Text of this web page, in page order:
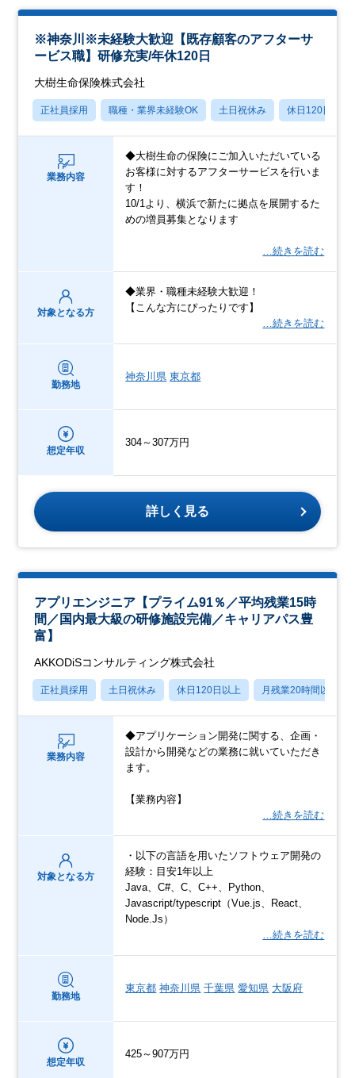
※神奈川※未経験大歓迎【既存顧客のアフターサ
ービス職】研修充実/年休120日
大樹生命保険株式会社
正社員採用 職種・業界未経験OK 土日祝休み 休日120日以上
業務内容
◆大樹生命の保険にご加入いただいている
お客様に対するアフターサービスを行いま
す！
10/1より、横浜で新たに拠点を展開するた
めの増員募集となります
…続きを読む
対象となる方
◆業界・職種未経験大歓迎！
【こんな方にぴったりです】
…続きを読む
勤務地
神奈川県 東京都
想定年収
304～307万円
詳しく見る
アプリエンジニア【プライム91％／平均残業15時
間／国内最大級の研修施設完備／キャリアパス豊
富】
AKKODiSコンサルティング株式会社
正社員採用 土日祝休み 休日120日以上 月残業20時間以内
業務内容
◆アプリケーション開発に関する、企画・
設計から開発などの業務に就いていただき
ます。
【業務内容】
…続きを読む
対象となる方
・以下の言語を用いたソフトウェア開発の
経験：目安1年以上
Java、C#、C、C++、Python、
Javascript/typescript（Vue.js、React、
Node.Js）
…続きを読む
勤務地
東京都 神奈川県 千葉県 愛知県 大阪府
想定年収
425～907万円